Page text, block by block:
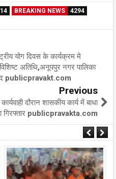
BREAKING NEWS
4294
योग दिवस के कार्यक्रम मे
अतिथि,अनूपपुर नगर पालिका
publicpravakt.com
Previous
दौरान शासकीय कार्य में बाधा
गिरफ्तार publicpravakta.com